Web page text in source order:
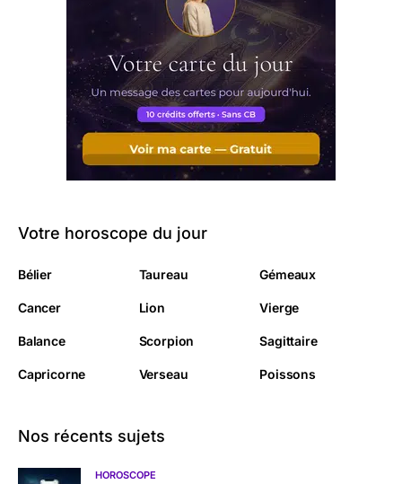
Votre horoscope du jour
Bélier Taureau Gémeaux
Cancer Lion Vierge
Balance Scorpion Sagittaire
Capricorne Verseau Poissons
Nos récents sujets
HOROSCOPE